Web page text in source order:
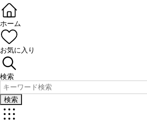
ホーム
お気に入り
検索
検索